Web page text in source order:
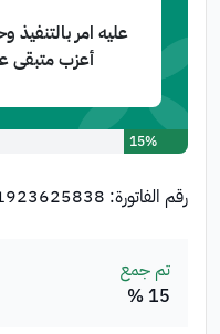
أعزب متبقى عليه
15%
رقم الفاتورة:1923625838
تم جمع
15 %